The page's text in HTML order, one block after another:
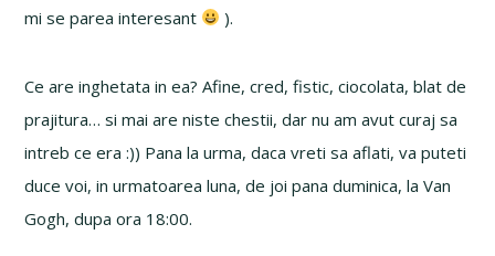
mi se parea interesant
).
Ce are inghetata in ea? Afine, cred, fistic, ciocolata, blat de
prajitura… si mai are niste chestii, dar nu am avut curaj sa
intreb ce era :)) Pana la urma, daca vreti sa aflati, va puteti
duce voi, in urmatoarea luna, de joi pana duminica, la Van
Gogh, dupa ora 18:00.